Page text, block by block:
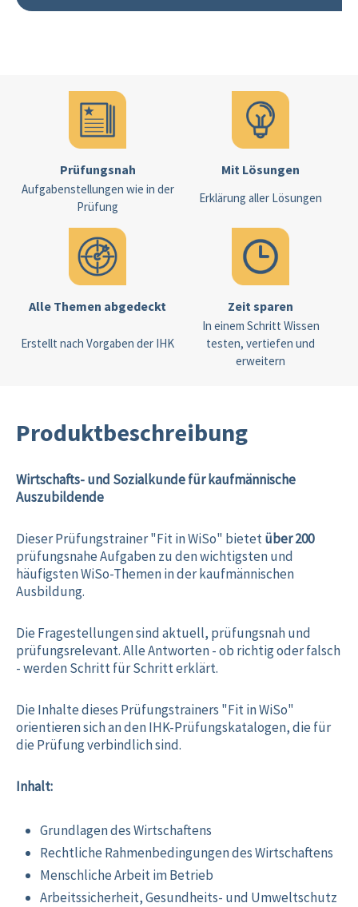
Prüfungsnah Mit Lösungen
Alle Themen abgedeckt Zeit sparen
Aufgabenstellungen wie in der
Prüfung
Erklärung aller Lösungen
Erstellt nach Vorgaben der IHK
In einem Schritt Wissen
testen, vertiefen und
erweitern
Produktbeschreibung
Wirtschafts- und Sozialkunde für kaufmännische
Auszubildende
Dieser Prüfungstrainer "Fit in WiSo" bietetüber 200
prüfungsnahe Aufgaben zu den wichtigsten und
häufigsten WiSo-Themen in der kaufmännischen
Ausbildung.
Die Fragestellungen sind aktuell, prüfungsnah und
prüfungsrelevant. Alle Antworten - ob richtig oder falsch
- werden Schritt für Schritt erklärt.
Die Inhalte dieses Prüfungstrainers "Fit in WiSo"
orientieren sich an den IHK-Prüfungskatalogen, die für
die Prüfung verbindlich sind.
Inhalt:
Grundlagen des Wirtschaftens
Rechtliche Rahmenbedingungen des Wirtschaftens
Menschliche Arbeit im Betrieb
Arbeitssicherheit, Gesundheits- und Umweltschutz